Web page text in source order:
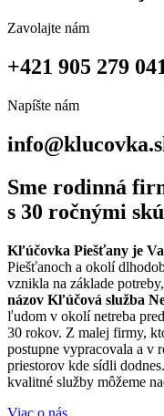
Zavolajte nám
+421 905 279
Napíšte nám
Sme rodinná
s 30 ročnými
Kľúčovka Piešťany je
Piešťanoch a okolí
vznikla na základe
názov Kľúčová služba
ľudom v okolí netreba
30 rokov. Z malej firmy,
postupne vypracovala a v
priestorov kde sídli
kvalitné služby môžeme
Viac o nás